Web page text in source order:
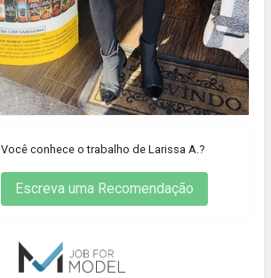
Você conhece o trabalho de Larissa A.?
Escreva uma Recomendação